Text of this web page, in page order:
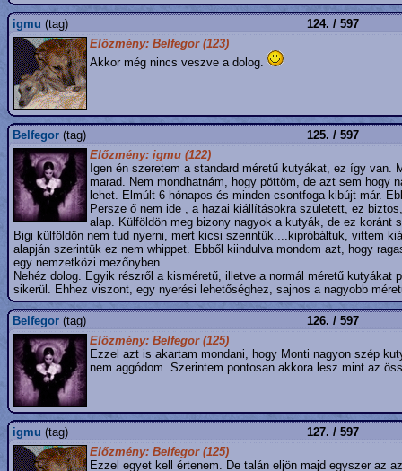
igmu (tag)
124. / 597
Előzmény: Belfegor (123)
Akkor még nincs veszve a dolog.
Belfegor (tag)
125. / 597
Előzmény: igmu (122)
Igen én szeretem a standard méretű kutyákat, ez így
marad. Nem mondhatnám, hogy pöttöm, de azt sem hogy
lehet. Elmúlt 6 hónapos és minden csontfoga kibújt már.
Persze ő nem ide , a hazai kiállításokra született, ez
alap. Külföldön meg bizony nagyok a kutyák, de ez koránt
Bigi külföldön nem tud nyerni, mert kicsi szerintük....kipróbáltuk, vittem
alapján szerintük ez nem whippet. Ebből kiindulva mondom azt, hogy
egy nemzetközi mezőnyben.
Nehéz dolog. Egyik részről a kisméretű, illetve a normál méretű
sikerül. Ehhez viszont, egy nyerési lehetőséghez, sajnos a nagyobb
Belfegor (tag)
126. / 597
Előzmény: Belfegor (125)
Ezzel azt is akartam mondani, hogy Monti nagyon szép
nem aggódom. Szerintem pontosan akkora lesz mint az
igmu (tag)
127. / 597
Előzmény: Belfegor (125)
Ezzel egyet kell értenem. De talán eljön majd egyszer az